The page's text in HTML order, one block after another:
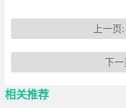
上一页:
下一
相关推荐